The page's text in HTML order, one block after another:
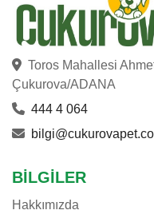
Toros Mahallesi
Çukurova/ADANA
444 4 064
BILGILER
Hakkımızda